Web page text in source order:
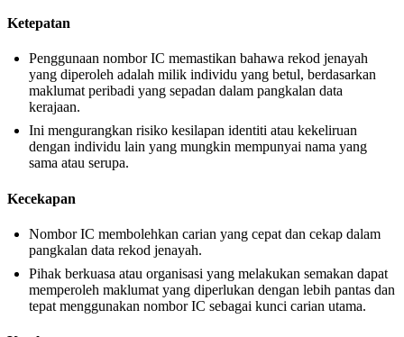
Ketepatan
Penggunaan nombor IC memastikan bahawa rekod jenayah
yang diperoleh adalah milik individu yang betul, berdasarkan
maklumat peribadi yang sepadan dalam pangkalan data
kerajaan.
Ini mengurangkan risiko kesilapan identiti atau kekeliruan
dengan individu lain yang mungkin mempunyai nama yang
sama atau serupa.
Kecekapan
Nombor IC membolehkan carian yang cepat dan cekap dalam
pangkalan data rekod jenayah.
Pihak berkuasa atau organisasi yang melakukan semakan dapat
memperoleh maklumat yang diperlukan dengan lebih pantas dan
tepat menggunakan nombor IC sebagai kunci carian utama.